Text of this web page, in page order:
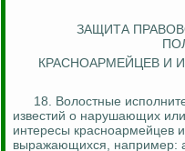
ЗАЩИТА
КРАСНОАРМЕЙЦЕВ И
18. Волостные
известий о нарушающих
интересы красноармейцев
выражающихся, например: